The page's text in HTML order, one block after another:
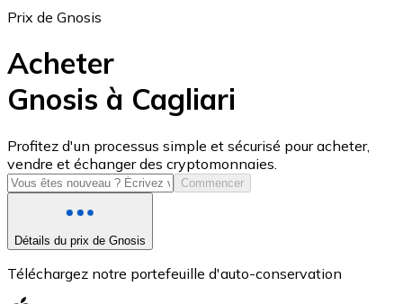
USD Coin
USDC
Prix de Gnosis
Acheter
Gnosis à Cagliari
Profitez d'un processus simple et sécurisé pour acheter,
vendre et échanger des cryptomonnaies.
Commencer
Détails du prix de Gnosis
Téléchargez notre portefeuille d'auto-conservation